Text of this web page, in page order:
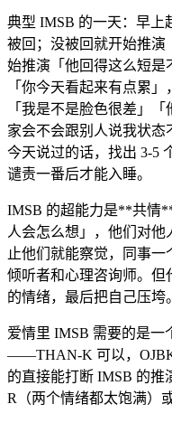
典型 IMSB 的一天：早上
被回；没被回就开始推演
始推演「他回得这么短是
「你今天看起来有点累
「我是不是脸色很差」
家会不会跟别人说我状态
今天说过的话，找出 3-5
谴责一番后才能入睡。
IMSB 的超能力是**共情
人会怎么想」，他们对
止他们就能察觉，同事
倾听者和心理咨询师。但
的情绪，最后把自己压垮。
爱情里 IMSB 需要的是一
——THAN-K 可以，OJBK
的直接能打断 IMSB 的
R（两个情绪都太饱满）